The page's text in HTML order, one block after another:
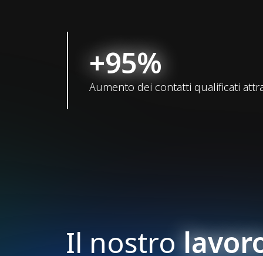
+95%
Aumento dei contatti qualificati
Il nostro